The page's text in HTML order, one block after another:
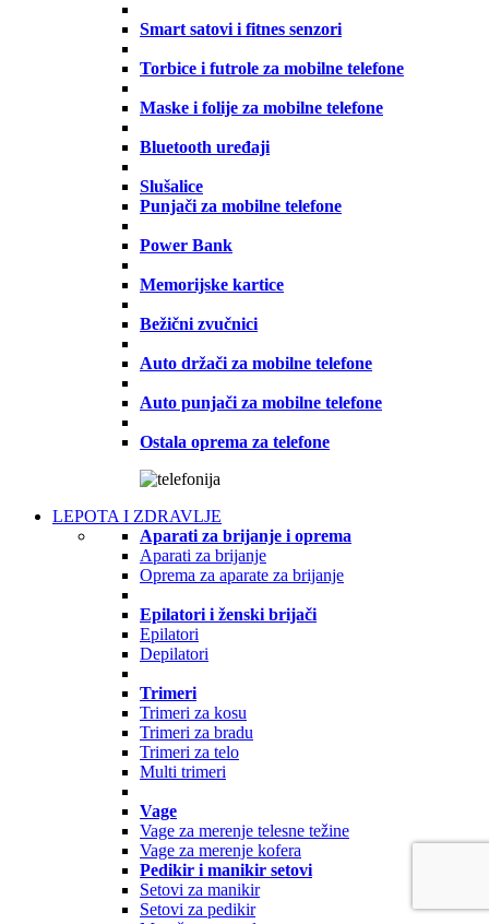
Smart satovi i fitnes senzori
Torbice i futrole za mobilne telefone
Maske i folije za mobilne telefone
Bluetooth uređaji
Slušalice
Punjači za mobilne telefone
Power Bank
Memorijske kartice
Bežični zvučnici
Auto držači za mobilne telefone
Auto punjači za mobilne telefone
Ostala oprema za telefone
LEPOTA I ZDRAVLJE
Aparati za brijanje i oprema
Aparati za brijanje
Oprema za aparate za brijanje
Epilatori i ženski brijači
Epilatori
Depilatori
Trimeri
Trimeri za kosu
Trimeri za bradu
Trimeri za telo
Multi trimeri
Vage
Vage za merenje telesne težine
Vage za merenje kofera
Pedikir i manikir setovi
Setovi za manikir
Setovi za pedikir